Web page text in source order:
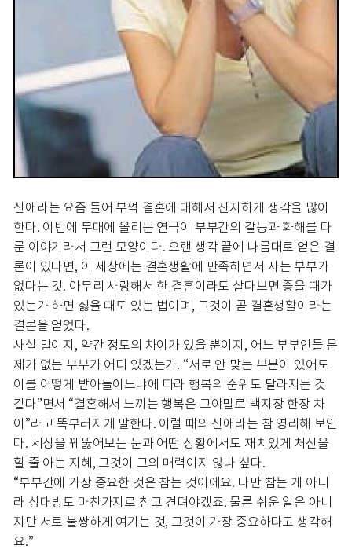
신애라는 요즘 들어 부쩍 결혼에 대해서 진지하게 생각을 많이
한다. 이번에 무대에 올리는 연극이 부부간의 갈등과 화해를 다
룬 이야기라서 그런 모양이다. 오랜 생각 끝에 나름대로 얻은 결
론이 있다면, 이 세상에는 결혼생활에 만족하면서 사는 부부가
없다는 것. 아무리 사랑해서 한 결혼이라도 살다보면 좋을 때가
있는가 하면 싫을 때도 있는 법이며, 그것이 곧 결혼생활이라는
결론을 얻었다.
사실 말이지, 약간 정도의 차이가 있을 뿐이지, 어느 부부인들 문
제가 없는 부부가 어디 있겠는가. “서로 안 맞는 부분이 있어도
이를 어떻게 받아들이느냐에 따라 행복의 순위도 달라지는 것
같다”면서 “결혼해서 느끼는 행복은 그야말로 백지장 한장 차
이”라고 똑부러지게 말한다. 이럴 때의 신애라는 참 영리해 보인
다. 세상을 꿰뚫어보는 눈과 어떤 상황에서도 재치있게 처신을
할 줄 아는 지혜, 그것이 그의 매력이지 않나 싶다.
“부부간에 가장 중요한 것은 참는 것이에요. 나만 참는 게 아니
라 상대방도 마찬가지로 참고 견뎌야겠죠. 물론 쉬운 일은 아니
지만 서로 불쌍하게 여기는 것, 그것이 가장 중요하다고 생각해
요.”